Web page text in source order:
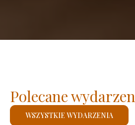
Polecane
WSZYSTKIE WYDARZENIA